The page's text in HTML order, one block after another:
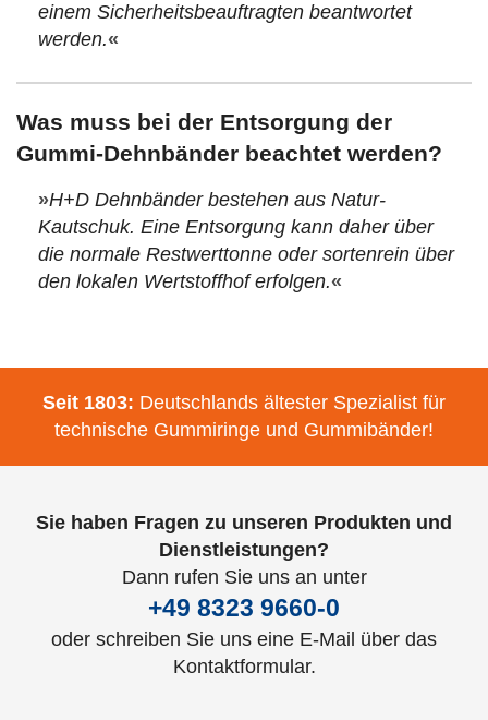
einem Sicherheitsbeauftragten beantwortet
werden.«
Was muss bei der Entsorgung der
Gummi-Dehnbänder beachtet werden?
»H+D Dehnbänder bestehen aus Natur-
Kautschuk. Eine Entsorgung kann daher über
die normale Restwerttonne oder sortenrein über
den lokalen Wertstoffhof erfolgen.«
Seit 1803: Deutschlands ältester Spezialist für
technische Gummiringe und Gummibänder!
Sie haben Fragen zu unseren Produkten und
Dienstleistungen?
Dann rufen Sie uns an unter
+49 8323 9660-0
oder schreiben Sie uns eine E-Mail über das
Kontaktformular.